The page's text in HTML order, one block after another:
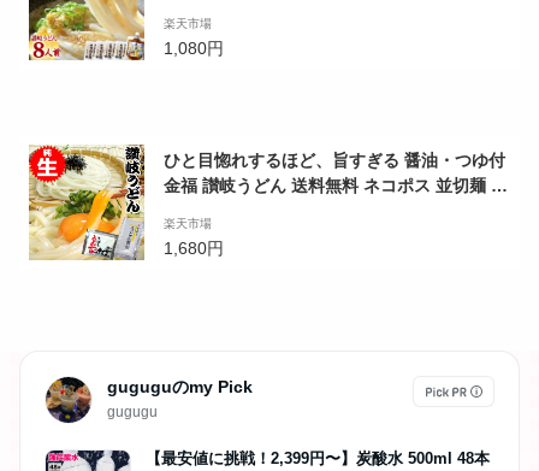
し 送料無料 訳あり
楽天市場
1,080円
ひと目惚れするほど、旨すぎる 醤油・つゆ付
金福 讃岐うどん 送料無料 ネコポス 並切麺 香
送
楽天市場
1,680円
guguguのmy Pick
gugugu
【最安値に挑戦！2,399円〜】炭酸水 500ml 48本